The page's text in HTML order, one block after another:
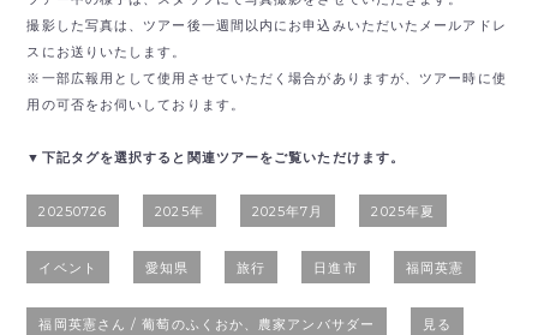
撮影した写真は、ツアー後一週間以内にお申込みいただいたメールアドレ
スにお送りいたします。
※一部広報用として使用させていただく場合がありますが、ツアー時に使
用の可否をお伺いしております。
▼下記タグを選択すると関連ツアーをご覧いただけます。
20250726 2025年 2025年7月 2025年夏
イベント 愛知県 旅行 日進市 福岡英憲
福岡英憲さん / 葡萄のふくおか、農家アンバサダー 見る